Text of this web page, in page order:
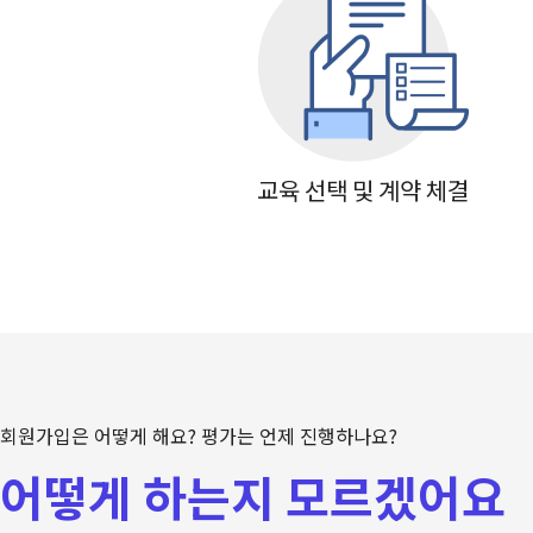
교육 선택 및 계약 체결
회원가입은 어떻게 해요? 평가는 언제 진행하나요?
어떻게 하는지 모르겠어요